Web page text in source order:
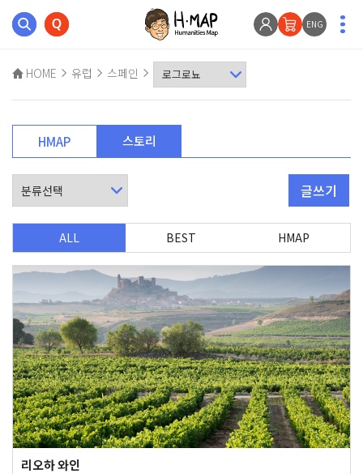
ENG
HOME 유럽 스페인
HMAP 스토리
글쓰기
ALL BEST HMAP
리오하 와인